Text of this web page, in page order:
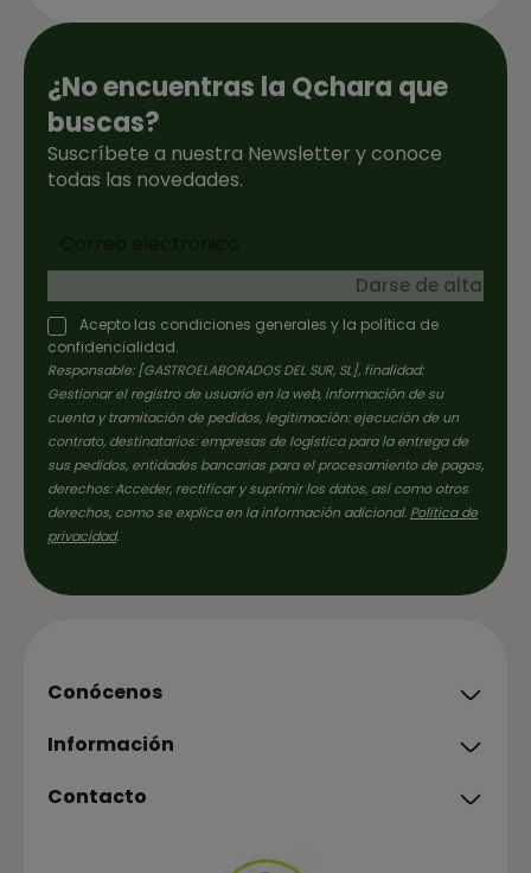
Tuppers de legumbres a domicilio
Los platos de cuchara y legumbres de
Qchara.es están pensados para quienes
buscan una comida completa y reconfortante
sin invertir tiempo extra en cocinar. Cada
preparación refleja cuidado, atención al
En Qchara.es creemos que comer bien debe
ser sencillo, práctico y placentero. Por eso
nuestros platos de cuchara y legumbres te
permiten disfrutar de la comida casera en tu
día a día, manteniendo frescura, sabor y
autenticidad en cada ración.
¿No encuentras la Qchara que
buscas?
Suscríbete a nuestra Newsletter y conoce
todas las novedades.
Darse de alta
Acepto las condiciones generales y la política de
confidencialidad.
Responsable: [GASTROELABORADOS DEL SUR, SL], finalidad:
Gestionar el registro de usuario en la web, información de su
cuenta y tramitación de pedidos, legitimación: ejecución de un
contrato, destinatarios: empresas de logística para la entrega de
sus pedidos, entidades bancarias para el procesamiento de pagos,
derechos: Acceder, rectificar y suprimir los datos, así como otros
derechos, como se explica en la información adicional. Política de
privacidad.
Conócenos
Información
Contacto